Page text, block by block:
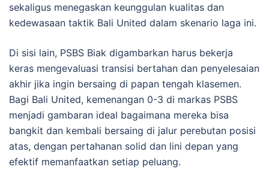
sekaligus menegaskan keunggulan kualitas dan
kedewasaan taktik Bali United dalam skenario laga ini.
Di sisi lain, PSBS Biak digambarkan harus bekerja
keras mengevaluasi transisi bertahan dan penyelesaian
akhir jika ingin bersaing di papan tengah klasemen.
Bagi Bali United, kemenangan 0-3 di markas PSBS
menjadi gambaran ideal bagaimana mereka bisa
bangkit dan kembali bersaing di jalur perebutan posisi
atas, dengan pertahanan solid dan lini depan yang
efektif memanfaatkan setiap peluang.